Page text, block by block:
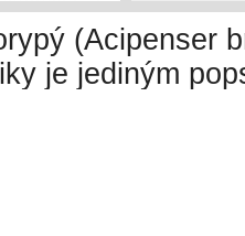
(Acipenser
je jediným